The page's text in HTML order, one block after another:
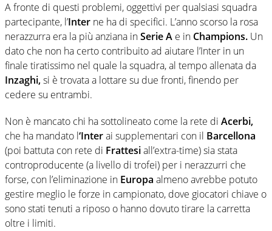
A fronte di questi problemi, oggettivi per qualsiasi squadra
partecipante, l’Inter ne ha di specifici. L’anno scorso la rosa
nerazzurra era la più anziana inSerie A e in Champions. Un
dato che non ha certo contribuito ad aiutare l’Inter in un
finale tiratissimo nel quale la squadra, al tempo allenata da
Inzaghi,si è trovata a lottare su due fronti, finendo per
cedere su entrambi.
Non è mancato chi ha sottolineato come la rete di Acerbi,
che ha mandato l‘Interai supplementari con il Barcellona
(poi battuta con rete di Frattesiall’extra-time) sia stata
controproducente (a livello di trofei) per i nerazzurri che
forse, con l’eliminazione in Europa almeno avrebbe potuto
gestire meglio le forze in campionato, dove giocatori chiave o
sono stati tenuti a riposo o hanno dovuto tirare la carretta
oltre i limiti.